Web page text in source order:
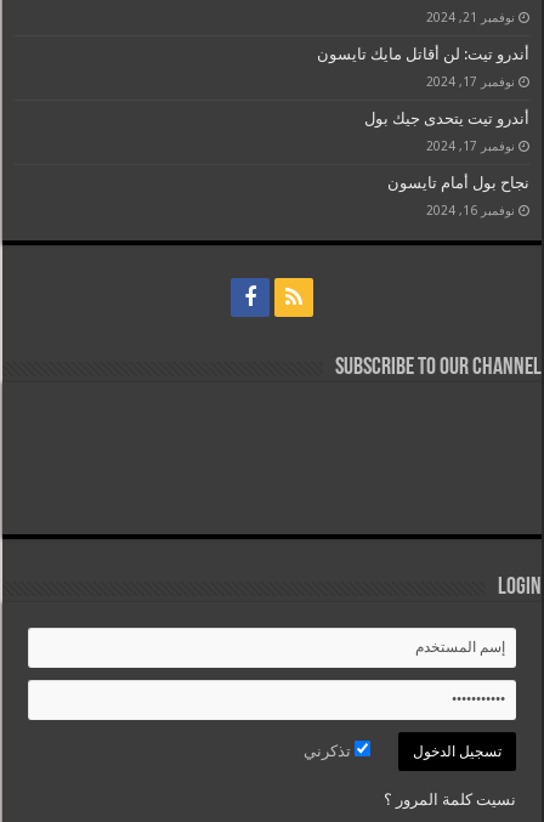
نوفمبر 21, 2024
أندرو تيت: لن أقاتل مايك تايسون
نوفمبر 17, 2024
أندرو تيت يتحدى جيك بول
نوفمبر 17, 2024
نجاح بول أمام تايسون
نوفمبر 16, 2024
Subscribe to our Channel
Login
تذكرني
نسيت كلمة المرور ؟